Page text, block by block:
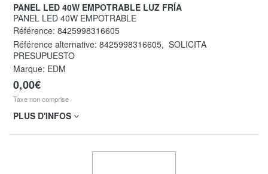
PANEL LED 40W EMPOTRABLE LUZ FRÍA
PANEL LED 40W EMPOTRABLE
Référence: 8425998316605
Référence alternative: 8425998316605, SOLICITA
PRESUPUESTO
Marque: EDM
0,00€
Taxe non comprise
PLUS D'INFOS